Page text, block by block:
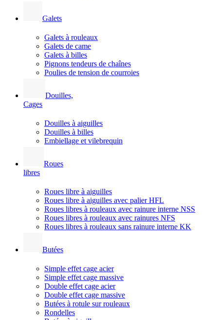
Galets
Galets à rouleaux
Galets de came
Galets à billes
Pignons tendeurs de chaînes
Poulies de tension de courroies
Douilles,
Cages
Douilles à aiguilles
Douilles à billes
Embiellage et vilebrequin
Roues
libres
Roues libre à aiguilles
Roues libre à aiguilles avec palier HFL
Roues libres à rouleaux avec rainure interne NSS
Roues libres à rouleaux avec rainures NFS
Roues libres à rouleaux sans rainure interne KK
Butées
Simple effet cage acier
Simple effet cage massive
Double effet cage acier
Double effet cage massive
Butées à rotule sur rouleaux
Rondelles